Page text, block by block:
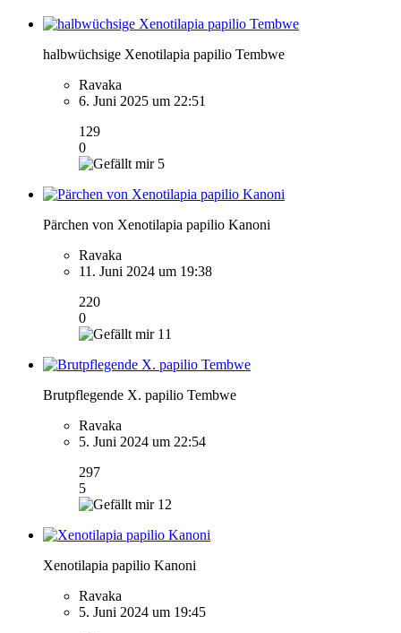
halbwüchsige Xenotilapia papilio Tembwe
Ravaka
6. Juni 2025 um 22:51
129
0
5
Pärchen von Xenotilapia papilio Kanoni
Ravaka
11. Juni 2024 um 19:38
220
0
11
Brutpflegende X. papilio Tembwe
Ravaka
5. Juni 2024 um 22:54
297
5
12
Xenotilapia papilio Kanoni
Ravaka
5. Juni 2024 um 19:45